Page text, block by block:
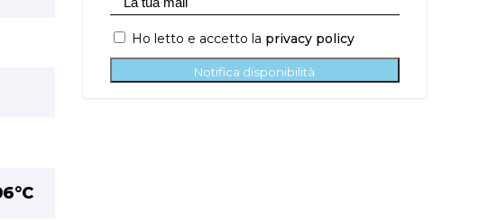
Ho letto e accetto la privacy policy
Notifica disponibilità